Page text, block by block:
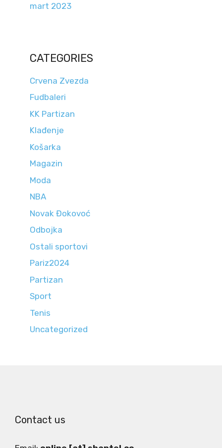
mart 2023
CATEGORIES
Crvena Zvezda
Fudbaleri
KK Partizan
Klađenje
Košarka
Magazin
Moda
NBA
Novak Đokovoć
Odbojka
Ostali sportovi
Pariz2024
Partizan
Sport
Tenis
Uncategorized
Contact us